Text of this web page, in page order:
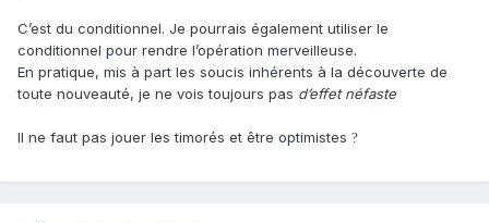
C’est du conditionnel. Je pourrais également utiliser le
conditionnel pour rendre l’opération merveilleuse.
En pratique, mis à part les soucis inhérents à la découverte de
toute nouveauté, je ne vois toujours pas d’effet néfaste
Il ne faut pas jouer les timorés et être optimistes ?